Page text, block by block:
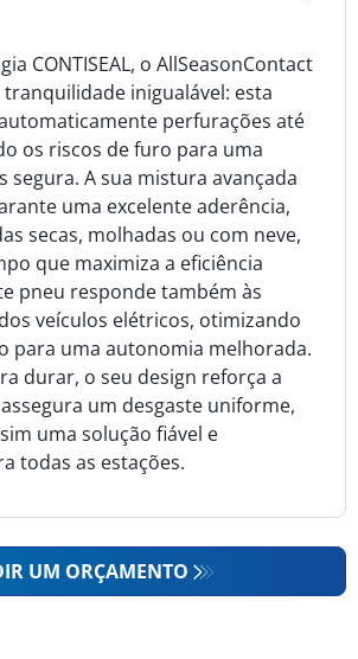
CONTISEAL, o AllSeasonContact
inigualável: esta
perfurações até
os riscos de furo para uma
segura. A sua mistura avançada
uma excelente aderência,
secas, molhadas ou com neve,
que maximiza a eficiência
pneu responde também às
veículos elétricos, otimizando
para uma autonomia melhorada.
durar, o seu design reforça a
um desgaste uniforme,
uma solução fiável e
todas as estações.
UM ORÇAMENTO